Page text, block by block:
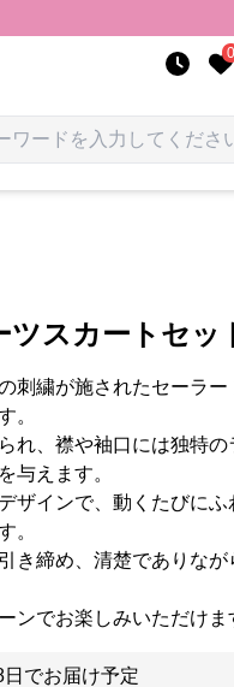
0
ツスカートセッ
刺繍が施されたセーラー
。
れ、襟や袖口には独特の
与えます。
ザインで、動くたびにふ
。
き締め、清楚でありなが
ンでお楽しみいただけま
でお届け予定